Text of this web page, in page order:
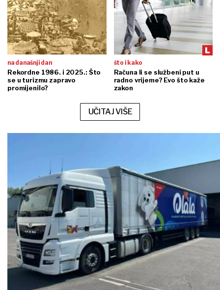
na današnji dan
Rekordne 1986. i 2025.: Što
se u turizmu zapravo
promijenilo?
što i kako
Računa li se službeni put u
radno vrijeme? Evo što kaže
zakon
UČITAJ VIŠE